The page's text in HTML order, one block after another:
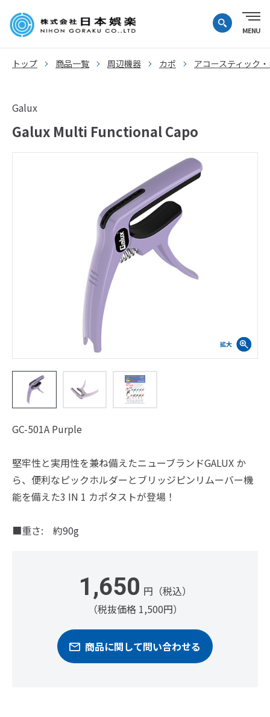
トップ 商品一覧 周辺機器 カポ アコースティック
Galux
Galux Multi Functional Capo
GC-501A Purple
堅牢性と実用性を兼ね備えたニューブランドGALUX か
ら、便利なピックホルダーとブリッジピンリムーバー機
能を備えた3 IN 1 カポタストが登場！
■重さ: 約90g
1,650 円（税込）
（税抜価格 1,500円）
商品に関して問い合わせる